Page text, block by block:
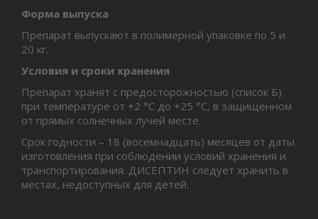
Форма выпуска
Препарат выпускают в полимерной упаковке по 5 и
20 кг.
Условия и сроки хранения
Препарат хранят с предосторожностью (список Б)
при температуре от +2 °С до +25 °С, в защищенном
от прямых солнечных лучей месте.
Срок годности – 18 (восемнадцать) месяцев от даты
изготовления при соблюдении условий хранения и
транспортирования. ДИСЕПТИН следует хранить в
местах, недоступных для детей.